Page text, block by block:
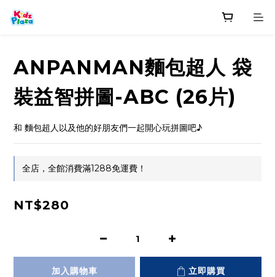
ANPANMAN麵包超人 袋
裝益智拼圖-ABC (26片)
和 麵包超人以及他的好朋友們一起開心玩拼圖吧♪
全店，全館消費滿1288免運費！
NT$280
加入購物車 立即購買